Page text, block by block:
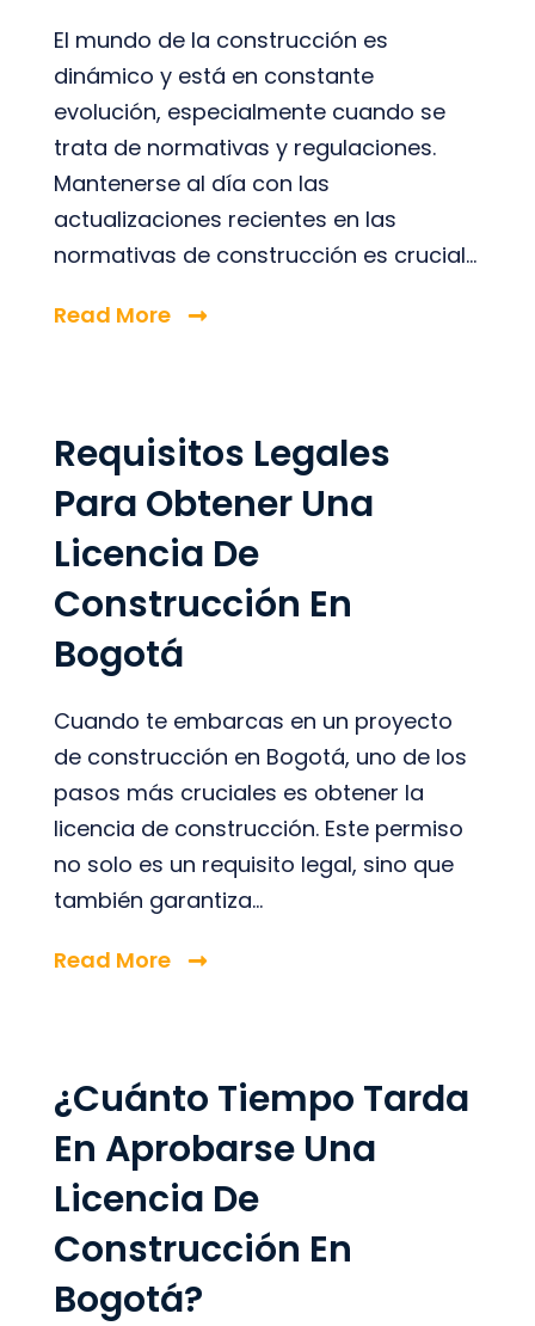
El mundo de la construcción es
dinámico y está en constante
evolución, especialmente cuando se
trata de normativas y regulaciones.
Mantenerse al día con las
actualizaciones recientes en las
normativas de construcción es crucial...
Read More
Requisitos Legales
Para Obtener Una
Licencia De
Construcción En
Bogotá
Cuando te embarcas en un proyecto
de construcción en Bogotá, uno de los
pasos más cruciales es obtener la
licencia de construcción. Este permiso
no solo es un requisito legal, sino que
también garantiza...
Read More
¿Cuánto Tiempo Tarda
En Aprobarse Una
Licencia De
Construcción En
Bogotá?